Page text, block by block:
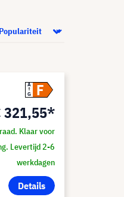
A
G
F
321,55*
Klaar voor
Levertijd 2-6
werkdagen
Details